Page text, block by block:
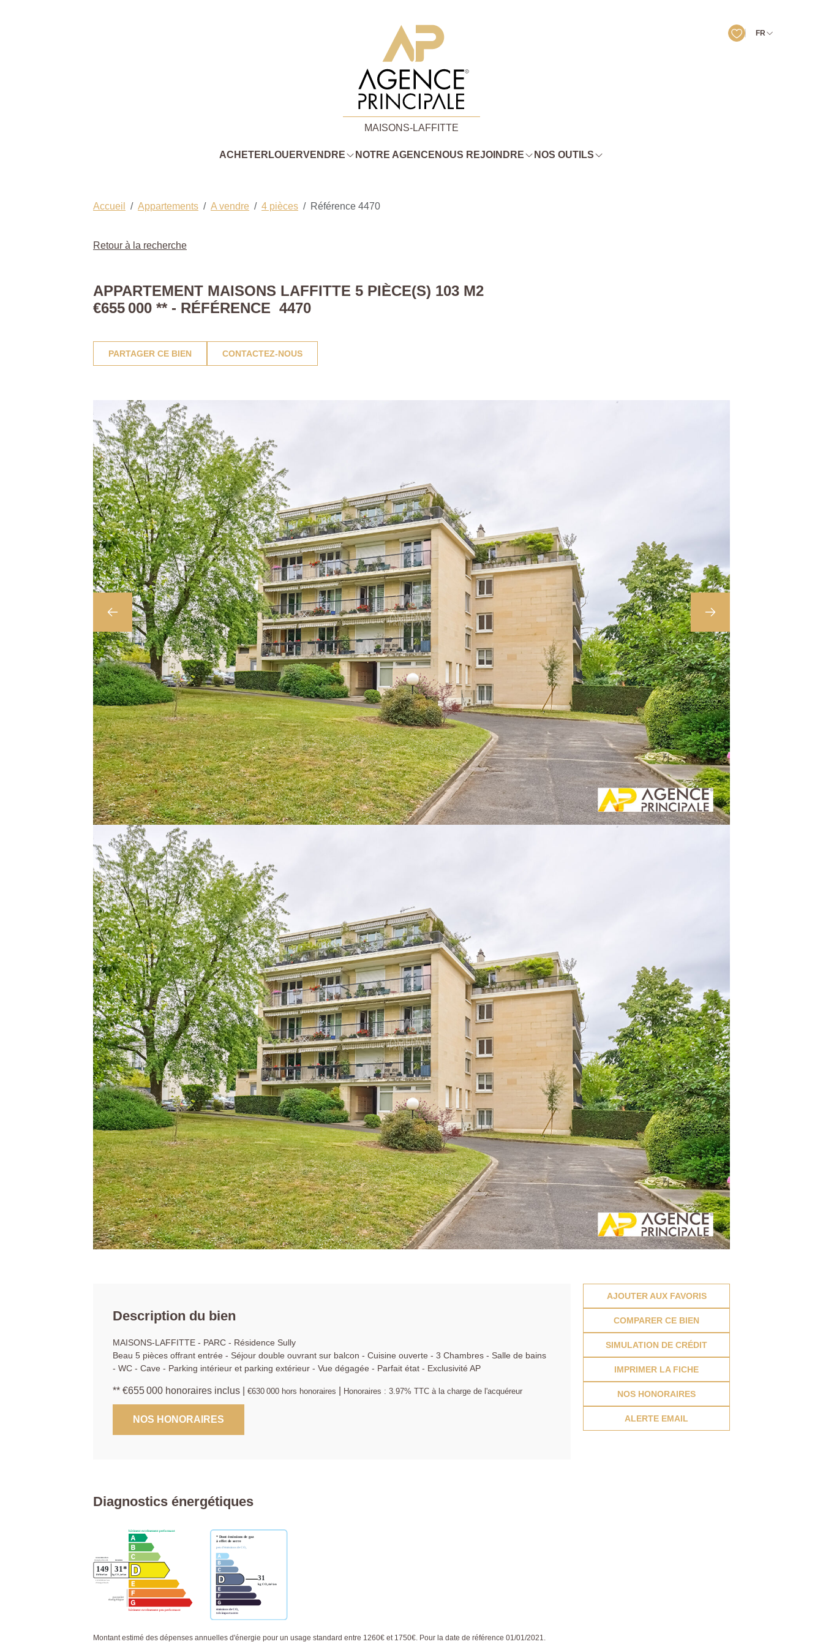
FR
MAISONS-LAFFITTE
ACHETER LOUERVENDRE NOTRE AGENCE NOUS REJOINDRE NOS OUTILS
Accueil Appartements A vendre 4 pièces Référence 4470
Retour à la recherche
APPARTEMENT MAISONS LAFFITTE 5 PIÈCE(S) 103 M2
€655 000 ** - RÉFÉRENCE 4470
PARTAGER CE BIEN CONTACTEZ-NOUS
Description du bien
MAISONS-LAFFITTE - PARC - Résidence Sully
Beau 5 pièces offrant entrée - Séjour double ouvrant sur balcon - Cuisine ouverte - 3 Chambres - Salle de bains
- WC - Cave - Parking intérieur et parking extérieur - Vue dégagée - Parfait état - Exclusivité AP
** €655 000 honoraires inclus €630 000 hors honoraires Honoraires : 3.97% TTC à la charge de l'acquéreur
NOS HONORAIRES
AJOUTER AUX FAVORIS
COMPARER CE BIEN
SIMULATION DE CRÉDIT
IMPRIMER LA FICHE
NOS HONORAIRES
ALERTE EMAIL
Diagnostics énergétiques
Montant estimé des dépenses annuelles d'énergie pour un usage standard entre 1260€ et 1750€. Pour la date de référence 01/01/2021.